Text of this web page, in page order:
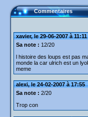
Commentaires
xavier, le 29-06-2007 à 11:11
Sa note : 12/20
l histoire des loups est pas
monde la car ulrich est un
meme
alexi, le 24-02-2007 à 17:55
Sa note : 2/20
Trop con